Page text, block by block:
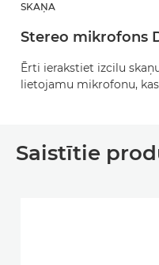
SKAŅA
Stereo mikrofons
Ērti ierakstiet izcilu
lietojamu mikrofonu,
Saistītie